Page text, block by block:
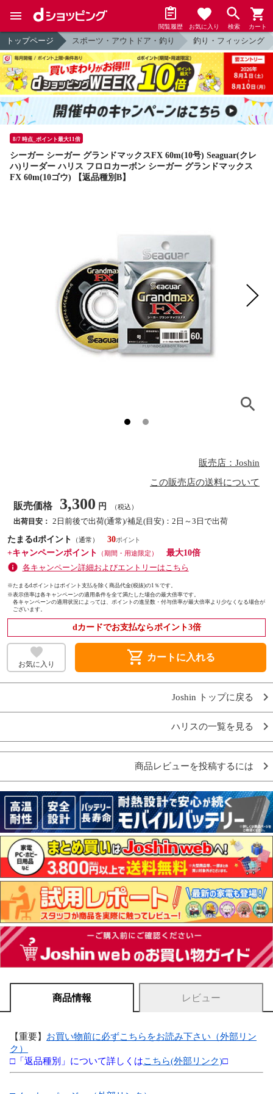
閲覧履歴 お気に入り 検索 カート
トップページ スポーツ・アウトドア・釣り 釣り・フィッシング
8/7 時点_ポイント最大11倍
シーガー シーガー グランドマックスFX 60m(10号) Seaguar(クレ
ハ)リーダー ハリス フロロカーボン シーガー グランドマックス
FX 60m(10ゴウ) 【返品種別B】
販売店：Joshin
この販売店の送料について
販売価格 3,300 円 （税込）
出荷目安： 2日前後で出荷(通常)/補足(目安)：2日～3日で出荷
たまるdポイント
（通常）
30
+キャンペーンポイント
（期間・用途限定）
最大10倍
各キャンペーン詳細およびエントリーはこちら
※たまるdポイントはポイント支払を除く商品代金(税抜)の1％です。
※表示倍率は各キャンペーンの適用条件を全て満たした場合の最大倍率です。
各キャンペーンの適用状況によっては、ポイントの進呈数・付与倍率が最大倍率より少なくなる場合が
ございます。
dカードでお支払ならポイント3倍
お気に入り shopping_cart カートに入れる
Joshin トップに戻る
ハリスの一覧を見る
商品レビューを投稿するには
商品情報 レビュー
【重要】 お買い物前に必ずこちらをお読み下さい（外部リン
ク）
□「返品種別」について詳しくはこちら(外部リンク)□